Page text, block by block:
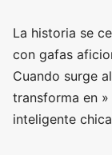
La historia se
con gafas
Cuando surge
transforma en »
inteligente